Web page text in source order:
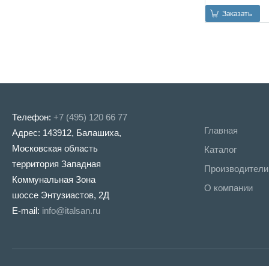
Заказать
Окантовка RR 700
отверстие
Телефон: +7 (495) 120 66 77
Адрес: 143912, Балашиха,
Московская область
территория Западная
Коммунальная Зона
шоссе Энтузиастов, 2Д
E-mail: info@italsan.ru
Главная
Каталог
Производители
О компании